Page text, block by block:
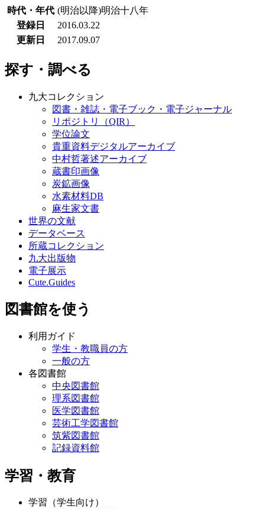
時代・年代 (明治以降)明治十八年
登録日
2016.03.22
更新日
2017.09.07
探す・調べる
九大コレクション
図書・雑誌・電子ブック・電子ジャーナル
リポジトリ（QIR）
学位論文
貴重資料デジタルアーカイブ
中村哲著述アーカイブ
蔵書印画像
炭鉱画像
水素材料DB
麻生家文書
世界の文献
データベース
所蔵コレクション
九大出版物
電子展示
Cute.Guides
図書館を使う
利用ガイド
学生・教職員の方
一般の方
各図書館
中央図書館
理系図書館
医学図書館
芸術工学図書館
筑紫図書館
記録資料館
学習・教育
学習（学生向け）